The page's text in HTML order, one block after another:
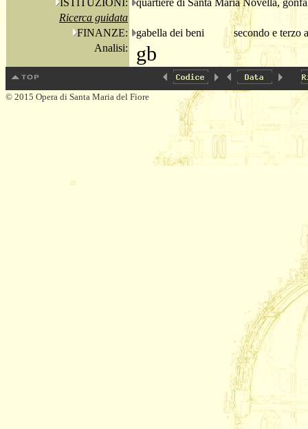
ISTITUZIONI:
quartiere di Santa Maria Novella,
Ricerca guidata
FINANZE:
gabella dei beni
secondo e terzo
Analisi:
gb
© 2015 Opera di Santa Maria del Fiore